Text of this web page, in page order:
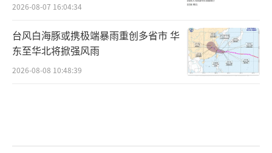
2026-08-07 16:04:34
台风白海豚或携极端暴雨重创多省市 华
东至华北将掀强风雨
2026-08-08 10:48:39